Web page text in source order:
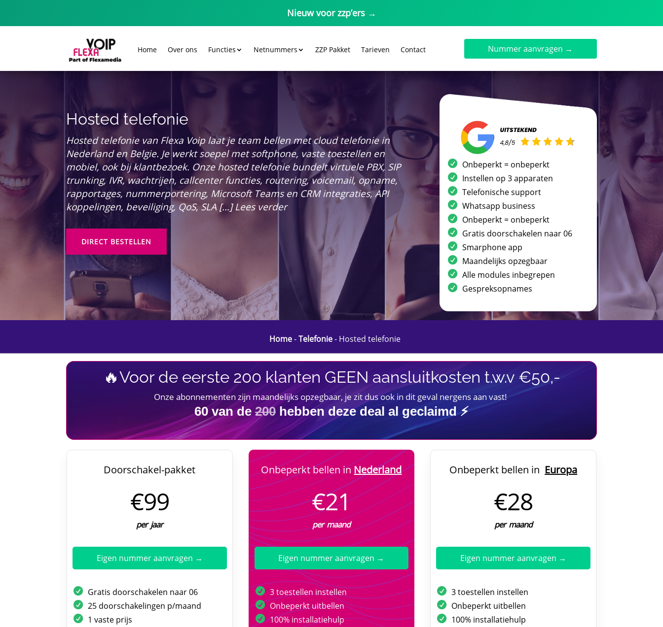
Nieuw voor zzp’ers →
Home Over ons Functies Netnummers ZZP Pakket Tarieven Contact Nummer aanvragen →
Hosted telefonie
Hosted telefonie van Flexa Voip laat je team bellen met cloud telefonie in
Nederland en Belgie. Je werkt soepel met softphone, vaste toestellen en
mobiel, ook bij klantbezoek. Onze hosted telefonie bundelt virtuele PBX, SIP
trunking, IVR, wachtrijen, callcenter functies, routering, voicemail, opname,
rapportages, nummerportering, Microsoft Teams en CRM integraties, API
koppelingen, beveiliging, QoS, SLA […] Lees verder
DIRECT BESTELLEN
Onbeperkt = onbeperkt
Instellen op 3 apparaten
Telefonische support
Whatsapp business
Onbeperkt = onbeperkt
Gratis doorschakelen naar 06
Smarphone app
Maandelijks opzegbaar
Alle modules inbegrepen
Gespreksopnames
Home-Telefonie- Hosted telefonie
🔥Voor de eerste 200 klanten GEEN aansluitkosten t.w.v €50,-
Onze abonnementen zijn maandelijks opzegbaar, je zit dus ook in dit geval nergens aan vast!
60van de200 hebben deze deal al geclaimd ⚡
Doorschakel-pakket
€99
per jaar
Eigen nummer aanvragen →
Gratis doorschakelen naar 06
25 doorschakelingen p/maand
1 vaste prijs
Onbeperkt bellen in Nederland
€21
per maand
Eigen nummer aanvragen →
3 toestellen instellen
Onbeperkt uitbellen
100% installatiehulp
Onbeperkt bellen in Europa
€28
per maand
Eigen nummer aanvragen →
3 toestellen instellen
Onbeperkt uitbellen
100% installatiehulp